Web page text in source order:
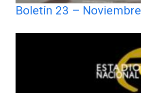
Boletín 23 – Noviembre